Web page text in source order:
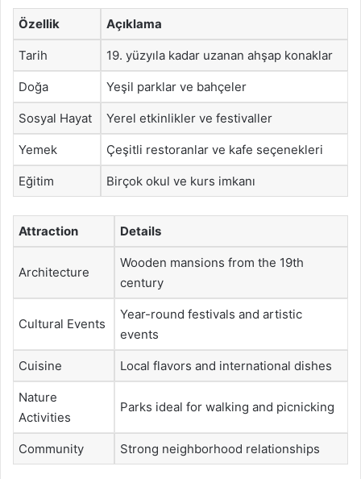
Özellik Açıklama
Tarih 19. yüzyıla kadar uzanan ahşap konaklar
Doğa Yeşil parklar ve bahçeler
Sosyal Hayat Yerel etkinlikler ve festivaller
Yemek Çeşitli restoranlar ve kafe seçenekleri
Eğitim Birçok okul ve kurs imkanı
Attraction Details
Architecture
Wooden mansions from the 19th
century
Cultural Events
Year-round festivals and artistic
events
Cuisine Local flavors and international dishes
Nature
Activities
Parks ideal for walking and picnicking
Community Strong neighborhood relationships